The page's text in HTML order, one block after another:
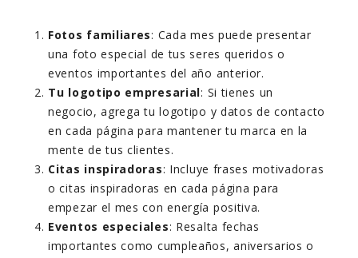
Fotos familiares: Cada mes puede presentar
una foto especial de tus seres queridos o
eventos importantes del año anterior.
Tu logotipo empresarial: Si tienes un
negocio, agrega tu logotipo y datos de contacto
en cada página para mantener tu marca en la
mente de tus clientes.
Citas inspiradoras: Incluye frases motivadoras
o citas inspiradoras en cada página para
empezar el mes con energía positiva.
Eventos especiales: Resalta fechas
importantes como cumpleaños, aniversarios o